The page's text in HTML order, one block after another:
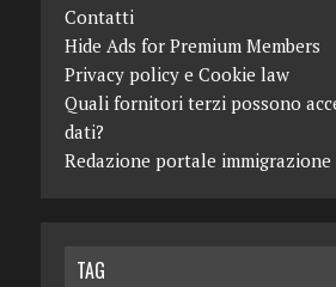
Contatti
Hide Ads for Premium Members
Privacy policy e Cookie law
Quali fornitori terzi possono
dati?
Redazione portale immigrazione
TAG